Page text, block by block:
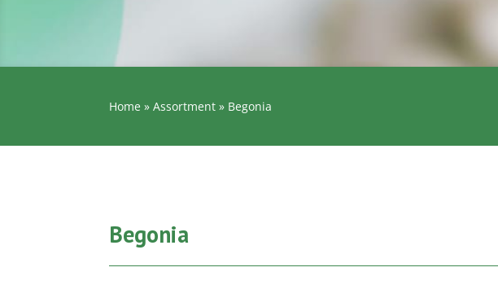
Home »Assortment » Begonia
Begonia